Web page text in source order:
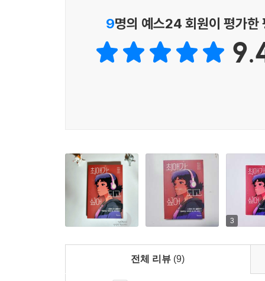
9명의 예스24 회원이 평가한
3
전체 리뷰 (9)